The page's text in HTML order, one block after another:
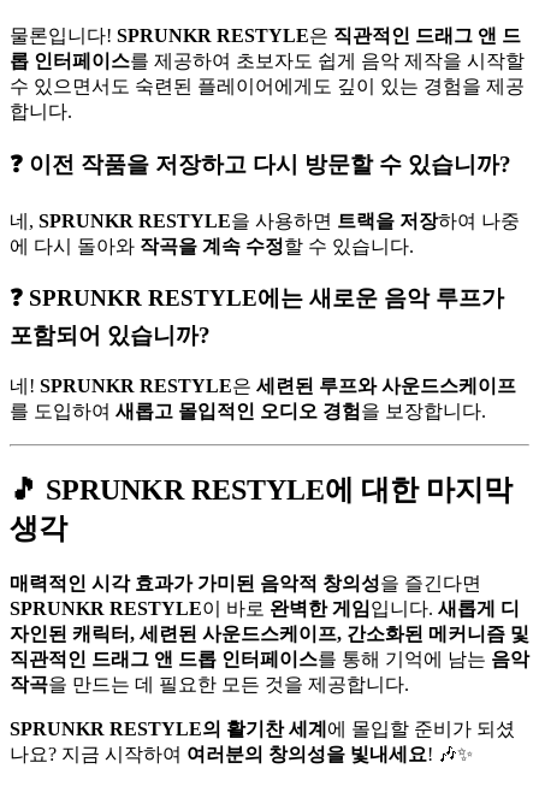
물론입니다! SPRUNKR RESTYLE은 직관적인 드래그 앤 드
롭 인터페이스를 제공하여 초보자도 쉽게 음악 제작을 시작할
수 있으면서도 숙련된 플레이어에게도 깊이 있는 경험을 제공
합니다.
❓ 이전 작품을 저장하고 다시 방문할 수 있습니까?
네, SPRUNKR RESTYLE을 사용하면 트랙을 저장하여 나중
에 다시 돌아와 작곡을 계속 수정할 수 있습니다.
❓ SPRUNKR RESTYLE에는 새로운 음악 루프가
포함되어 있습니까?
네! SPRUNKR RESTYLE은 세련된 루프와 사운드스케이프
를 도입하여 새롭고 몰입적인 오디오 경험 을 보장합니다.
🎵 SPRUNKR RESTYLE에 대한 마지막
생각
매력적인 시각 효과가 가미된 음악적 창의성을 즐긴다면
SPRUNKR RESTYLE이 바로 완벽한 게임입니다. 새롭게 디
자인된 캐릭터, 세련된 사운드스케이프, 간소화된 메커니즘 및
직관적인 드래그 앤 드롭 인터페이스를 통해 기억에 남는 음악
작곡을 만드는 데 필요한 모든 것을 제공합니다.
SPRUNKR RESTYLE의 활기찬 세계 에 몰입할 준비가 되셨
나요? 지금 시작하여 여러분의 창의성을 빛내세요! 🎶✨